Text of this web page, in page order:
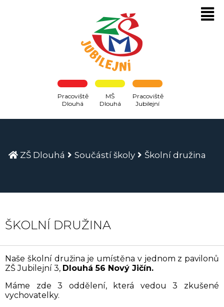
Pracoviště
Dlouhá
MŠ
Dlouhá
Pracoviště
Jubilejní
ZŠ Dlouhá Součástí školy Školní družina
ŠKOLNÍ DRUŽINA
Naše školní družina je umístěna v jednom z pavilonů
ZŠ Jubilejní 3, Dlouhá 56 Nový Jičín.
Máme zde 3 oddělení, která vedou 3 zkušené
vychovatelky.